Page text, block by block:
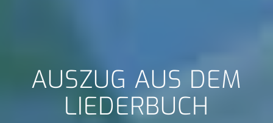
AUSZUG AUS DEM
LIEDERBUCH